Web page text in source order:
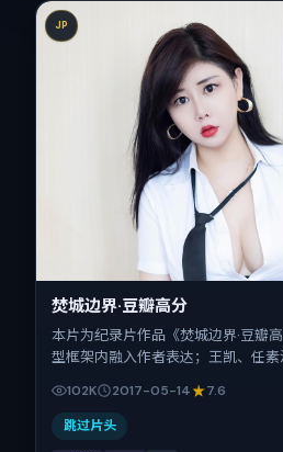
JP
焚城边界·豆瓣高分
本片为纪录片作品《焚城边界·豆瓣
型框架内融入作者表达；王凯、任
与出品背景为日本。上映时间 2017
2017-05-14），全片133分钟，节奏
102K 2017-05-14 7.6
跳过片头